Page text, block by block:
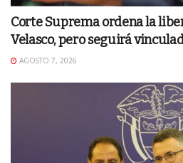
Corte Suprema ordena la
Velasco, pero seguirá
AGOSTO 7, 2026